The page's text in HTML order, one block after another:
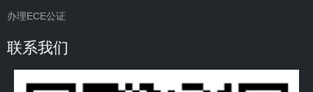
办理ECE公证
联系我们